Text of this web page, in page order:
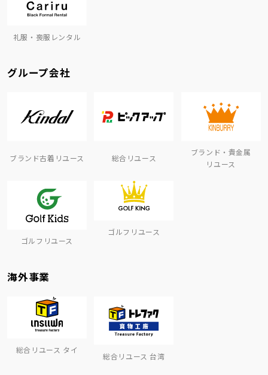
礼服・喪服レンタル
グループ会社
ブランド古着リユース 総合リユース
ブランド・貴金属
リユース
ゴルフリユース
ゴルフリユース
海外事業
総合リユース タイ
総合リユース 台湾